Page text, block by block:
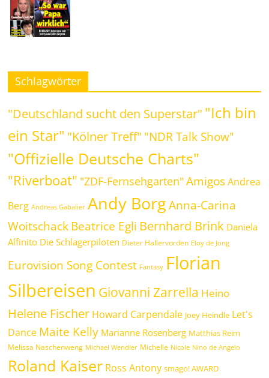
Schlagwörter
"Deutschland sucht den Superstar" "Ich bin
ein Star" "Kölner Treff" "NDR Talk Show"
"Offizielle Deutsche Charts"
"Riverboat" "ZDF-Fernsehgarten" Amigos Andrea
Berg Andreas Gabalier Andy Borg Anna-Carina
WoitschackBeatrice Egli Bernhard Brink Daniela
Alfinito Die Schlagerpiloten Dieter Hallervorden Eloy de Jong
Eurovision Song Contest Fantasy Florian
Silbereisen Giovanni Zarrella Heino
Helene Fischer Howard Carpendale Joey Heindle Let's
Dance Maite Kelly Marianne Rosenberg Matthias Reim
Melissa Naschenweng Michael Wendler Michelle Nicole Nino de Angelo
Roland Kaiser Ross Antony smago! AWARD